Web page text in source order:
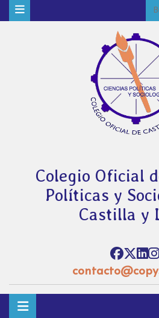
Colegio Oficial
Políticas y
Castilla y